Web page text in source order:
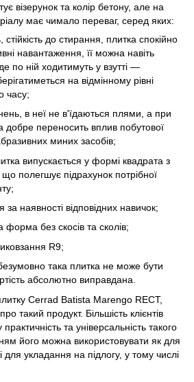
візерунок та колір бетону, але на
має чимало переваг, серед яких:
стійкість до стирання, плитка спокійно
навантаження, її можна навіть
по ній ходитимуть у взутті —
на відмінному рівні
часу;
в неї не в'їдаються плями, а при
добре переносить вплив побутової
миних засобів;
випускається у формі квадрата з
полегшує підрахунок потрібної
за наявності відповідних навичок;
форма без скосів та сколів;
R9;
така плитка не може бути
абсолютно виправдана.
Cerrad Batista Marengo RECT,
такий продукт. Більшість клієнтів
та універсальність такого
його можна використовувати як для
для укладання на підлогу, у тому числі